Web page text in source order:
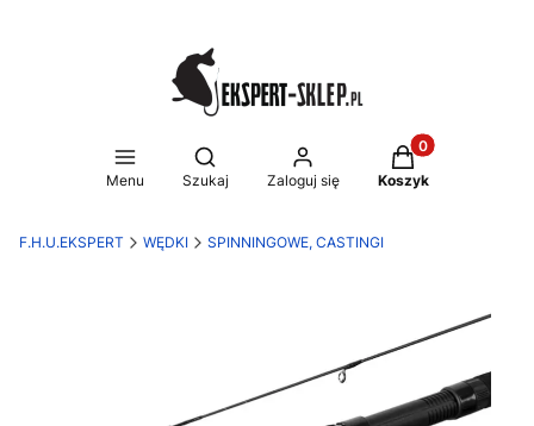
Menu
Otwórz wyszukiwarkę
Szukaj Zaloguj się
Produkty w
Koszyk
F.H.U.EKSPERT WĘDKI SPINNINGOWE, CASTINGI